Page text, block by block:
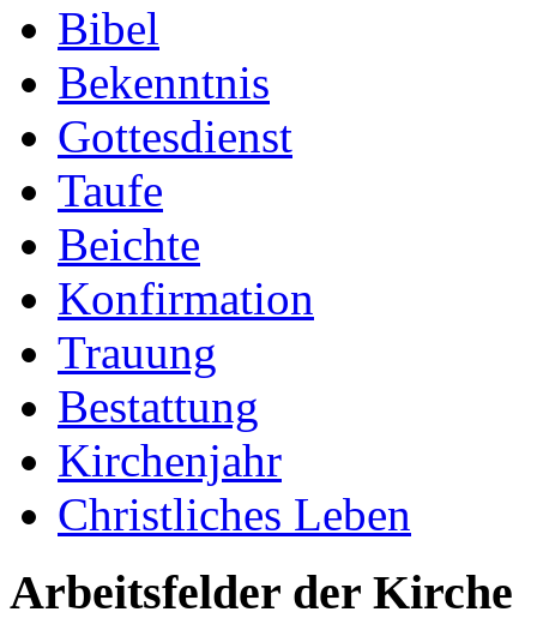
Bibel
Bekenntnis
Gottesdienst
Taufe
Beichte
Konfirmation
Trauung
Bestattung
Kirchenjahr
Christliches Leben
Arbeitsfelder der Kirche